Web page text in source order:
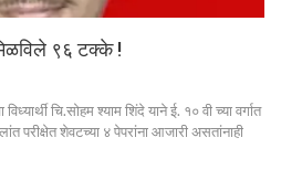
९६ टक्के !
चि.सोहम श्याम शिंदे याने ई. १० वी च्या वर्गात
परीक्षेत शेवटच्या ४ पेपरांना आजारी असतांनाही